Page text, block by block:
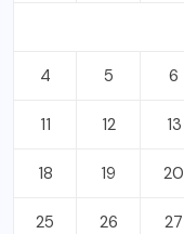
4 5 6
11 12 13
18 19 20
25 26 27